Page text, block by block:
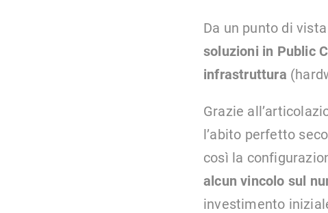
Da un punto di
soluzioni in Public
infrastruttura
Grazie
l’abito perfetto
così la
alcun vincolo sul
investimento